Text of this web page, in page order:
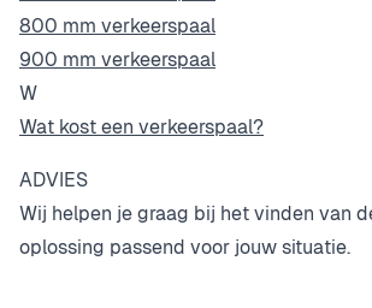
800 mm verkeerspaal
900 mm verkeerspaal
W
Wat kost een verkeerspaal?
ADVIES
Wij helpen je graag bij het vinden van
oplossing passend voor jouw situatie.